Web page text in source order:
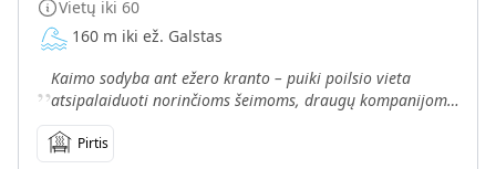
Vietų iki 60
160 m iki ež. Galstas
„Kaimo sodyba ant ežero kranto – puiki poilsio vieta
atsipalaiduoti norinčioms šeimoms, draugų kompanijoms
ir žvejams-melagiams, kur puikiai dera žmogaus sukurta
Pirtis